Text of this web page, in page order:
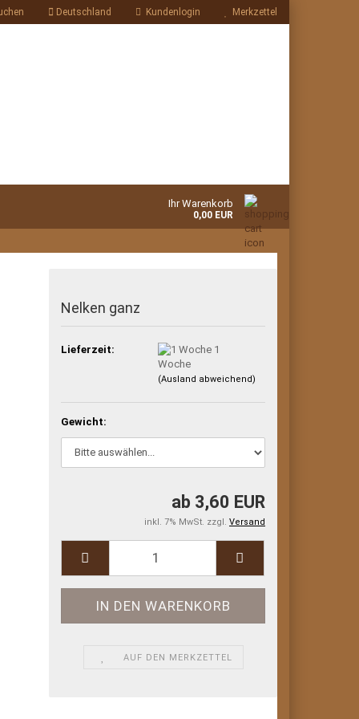
Deutschland Kundenlogin Merkzettel
Ihr Warenkorb
0,00 EUR
Nelken ganz
Lieferzeit:
1
Woche
(Ausland abweichend)
Gewicht:
ab 3,60 EUR
inkl. 7% MwSt. zzgl. Versand
AUF DEN MERKZETTEL